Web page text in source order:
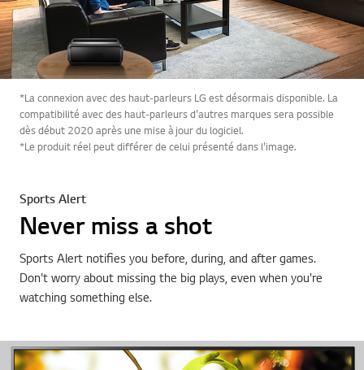
*La connexion avec des haut-parleurs LG est désormais disponible. La
compatibilité avec des haut-parleurs d'autres marques sera possible
dès début 2020 après une mise à jour du logiciel.
*Le produit réel peut différer de celui présenté dans l'image.
Sports Alert
Never miss a shot
Sports Alert notifies you before, during, and after games.
Don't worry about missing the big plays, even when you're
watching something else.